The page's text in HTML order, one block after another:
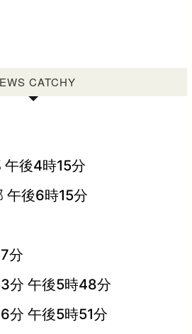
CATCHY
後4時15分
後6時15分
分
分 午後5時48分
分 午後5時51分